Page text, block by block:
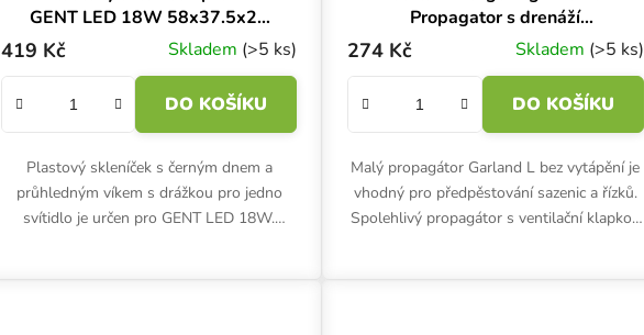
GENT LED 18W 58x37.5x22
Skladem (>5 ks)
419 Kč
DO KOŠÍKU
Plastový skleníček s černým dnem a
průhledným víkem s drážkou pro jedno
svítidlo je určen pro GENT LED 18W.
Propagator s drenáží
37.5x23x18 cm, plastový
Skladem (>5 ks)
274 Kč
DO KOŠÍKU
Malý propagátor Garland L bez vytápění je
vhodný pro předpěstování sazenic a řízků.
Spolehlivý propagátor s ventilační klapkou